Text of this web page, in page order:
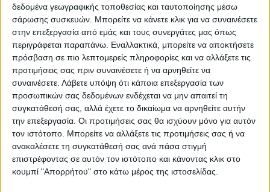
δεδομένα γεωγραφικής τοποθεσίας και ταυτοποίησης μέσω
σάρωσης συσκευών. Μπορείτε να κάνετε κλικ για να συναινέσετε
στην επεξεργασία από εμάς και τους συνεργάτες μας όπως
περιγράφεται παραπάνω. Εναλλακτικά, μπορείτε να αποκτήσετε
πρόσβαση σε πιο λεπτομερείς πληροφορίες και να αλλάξετε τις
προτιμήσεις σας πριν συναινέσετε ή να αρνηθείτε να
συναινέσετε. Λάβετε υπόψη ότι κάποια επεξεργασία των
προσωπικών σας δεδομένων ενδέχεται να μην απαιτεί τη
συγκατάθεσή σας, αλλά έχετε το δικαίωμα να αρνηθείτε αυτήν
την επεξεργασία. Οι προτιμήσεις σας θα ισχύουν μόνο για αυτόν
τον ιστότοπο. Μπορείτε να αλλάξετε τις προτιμήσεις σας ή να
ανακαλέσετε τη συγκατάθεσή σας ανά πάσα στιγμή
επιστρέφοντας σε αυτόν τον ιστότοπο και κάνοντας κλικ στο
κουμπί "Απορρήτου" στο κάτω μέρος της ιστοσελίδας.
ΝΕΟΣ ΑΓΩΝ
https://neosagon.gr
Η Αρχαιότερη Καθημερινή Πρωινή Εφημερίδα της Καρδίτσας
ΠΑΡΟΜΟΙΑ ΑΡΘΡΑ